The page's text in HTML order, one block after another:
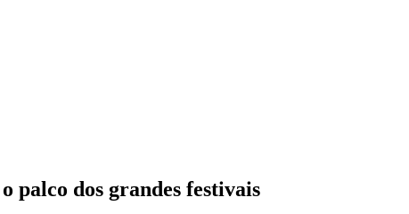
palco dos grandes festivais